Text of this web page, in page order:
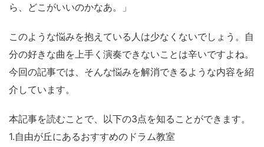
ら、どこがいいのかなあ。」
このような悩みを抱えている人は少なくないでしょう。自
分の好きな曲を上手く演奏できないことは辛いですよね。
今回の記事では、そんな悩みを解消できるような内容を紹
介しています。
本記事を読むことで、以下の3点を知ることができます。
1.自由が丘にあるおすすめのドラム教室